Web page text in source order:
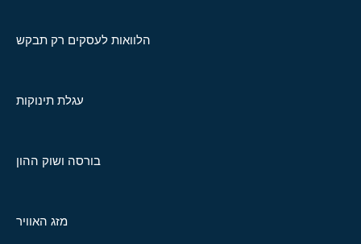
הלוואות לעסקים רק תבקש
עגלת תינוקות
בורסה ושוק ההון
מזג האוויר